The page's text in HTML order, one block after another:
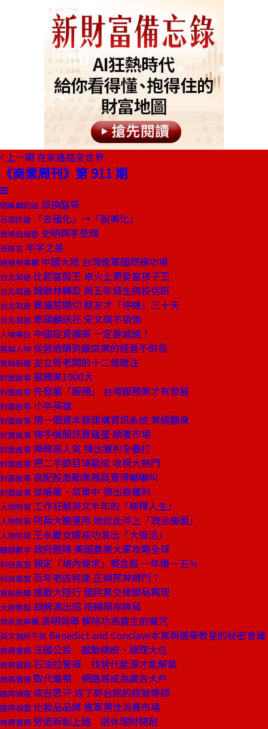
上一期 在家遙控全世界
《商業周刊》第 911 期
總編輯的話 該換腦袋
石頭評論 「去殖化」→「脫美化」
商場自慢塾 史明與李登輝
去梯言 半字之差
施振榮專欄 中國大陸 台灣進軍國際練功場
台北耳語 比起當股王 卓火土更愛當孩子王
台北耳語 魏啟林轉型 與五年級生搞投信趼
台北耳語 異議惹關切 蔡友才「停機」三十天
台北耳語 章碩麟送花 宋文琪不領情
人物專訪 中國投資擴張 一定要減速！
焦點人物 從營造賺到飯店業的經營不倒翁
焦點新聞 友立新老闆的十二億賭注
封面故事 服務業1000大
封面故事 先發展「服務」 台灣服務業才有發展
封面故事 小卒英雄
封面故事 用一個資本額建構資訊系統 業績翻身
封面故事 傳手機簡訊賣雞蛋 顛覆市場
封面故事 揮舞高人氣 揮出獲利全壘打
封面故事 把二手節目琢磨成 收視大熱門
封面故事 高配股激勵業務員賣得嚇嚇叫
封面故事 從帳單、菜單中 擠出高獲利
人物特寫 工作狂蔡英文半年的「稀釋人生」
人物特寫 阿扁大膽重用 她從此浮上「政治檯面」
人物特寫 王永慶女婿成功演出「大復活」
關鍵數字 政府壓陣 美國農業大軍攻略全球
科技風雲 鎖定「境內需求」概念股 一年賺一五％
科技風雲 百年老店柯達 正與死神搏鬥？
焦點新聞 連戰大陸行 國民黨交棒變局再現
大陸焦點 胡錦濤出招 扭轉兩岸牌局
柯承恩專欄 高明領導 解除功高震主的魔咒
英文無所不談 Benedict and Conclave本篤與選舉教皇的秘密會議
商周書摘 法國公投 撼動總統、總理大位
商周書摘 石油拉警報 找替代能源才能解套
商周書摘 取代電視 網路將成為廣告大戶
國際視窗 成吉思汗 成了郭台銘的經營導師
國際視窗 化妝品品牌 進軍男性消費市場
商周書摘 勞退新制上路 退休理財開跑